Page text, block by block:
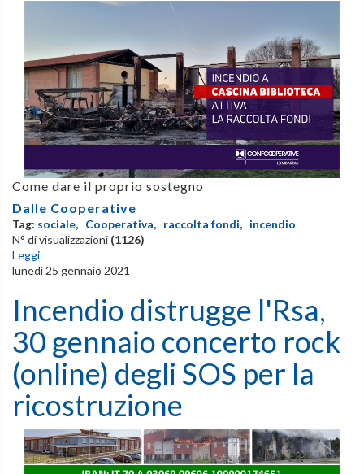
Come dare il proprio sostegno
Dalle Cooperative
Tag: sociale, Cooperativa, raccolta fondi, incendio
N° di visualizzazioni (1126)
Leggi
lunedì 25 gennaio 2021
Incendio distrugge l'Rsa,
30 gennaio concerto rock
(online) degli SOS per la
ricostruzione